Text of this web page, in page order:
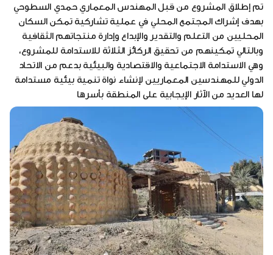
تم إطلاق المشروع من قبل المهندس المعماري حمدي السطوحي
بهدف إشراك المجتمع المحلي في عملية تشاركية تمكن السكان
المحليين من التعلم والتقدير والإبداع وإدارة منتجاتهم الثقافية
وبالتالي تمكينهم من تحقيق الركائز الثلاثة للاستدامة للمشروع،
وهي الاستدامة الاجتماعية والاقتصادية والبيئية بدعم من الاتحاد
الدولي للمهندسين المعماريين لإنشاء نواة تنمية بيئية مستدامة
لها العديد من الآثار الإيجابية على المنطقة بأسرها